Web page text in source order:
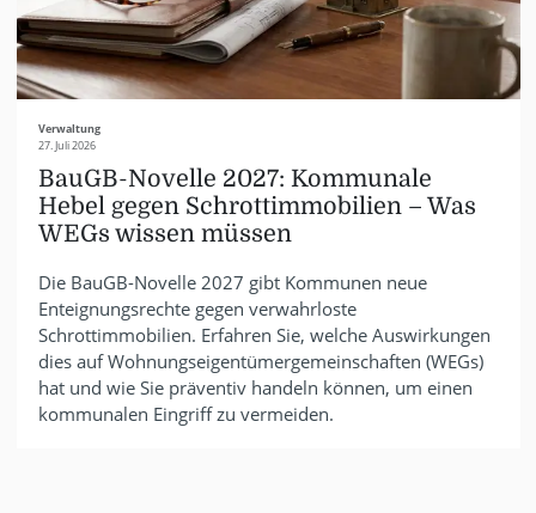
Verwaltung
27. Juli 2026
BauGB-Novelle 2027: Kommunale
Hebel gegen Schrottimmobilien – Was
WEGs wissen müssen
Die BauGB-Novelle 2027 gibt Kommunen neue
Enteignungsrechte gegen verwahrloste
Schrottimmobilien. Erfahren Sie, welche Auswirkungen
dies auf Wohnungseigentümergemeinschaften (WEGs)
hat und wie Sie präventiv handeln können, um einen
kommunalen Eingriff zu vermeiden.